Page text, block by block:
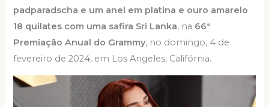
padparadscha e um anel em platina e ouro amarelo
18 quilates com uma safira Sri Lanka, na 66ª
Premiação Anual do Grammy, no domingo, 4 de
fevereiro de 2024, em Los Angeles, Califórnia.